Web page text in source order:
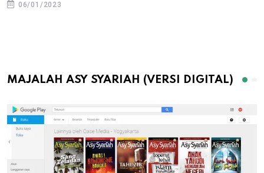
06/01/2023
MAJALAH ASY SYARIAH (VERSI DIGITAL)